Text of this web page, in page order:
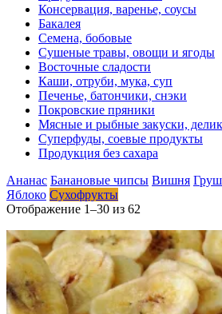
Консервация, варенье, соусы
Бакалея
Семена, бобовые
Сушеные травы, овощи и ягоды
Восточные сладости
Каши, отруби, мука, суп
Печенье, батончики, снэки
Покровские пряники
Мясные и рыбные закуски,
Суперфуды, соевые продукты
Продукция без сахара
Ананас Банановые чипсы Вишня
Яблоко Сухофрукты
Отображение 1–30 из 62